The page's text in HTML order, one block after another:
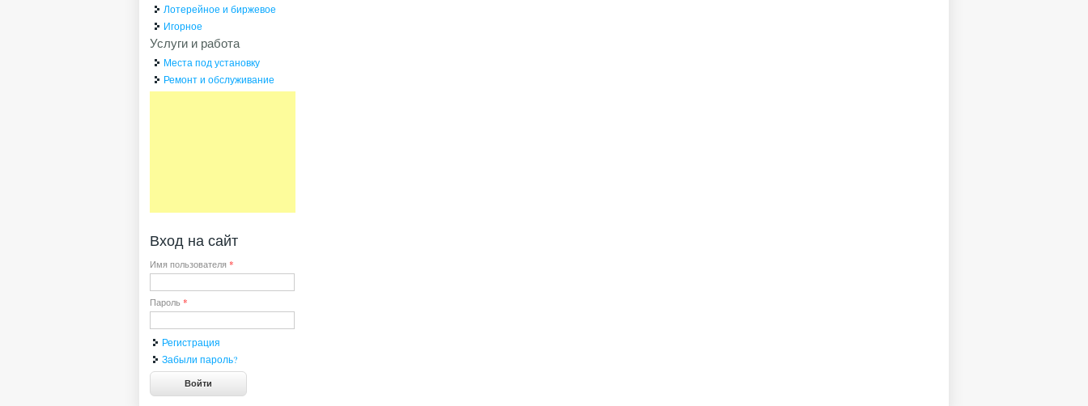
Лотерейное и биржевое
Игорное
Услуги и работа
Места под установку
Ремонт и обслуживание
Вход на сайт
Имя пользователя *
Пароль *
Регистрация
Забыли пароль?